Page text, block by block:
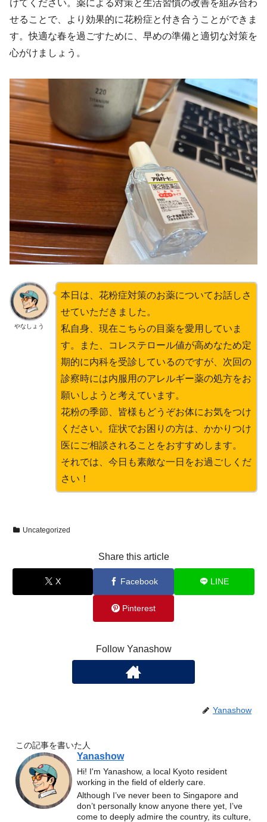
けてください。薬による対策と生活習慣の改善を組み合わ
せることで、より効果的に花粉症と付き合うことができま
す。快適な春を過ごすために、早めの準備と適切な対策を
心がけましょう。
やなしょう
本日は、花粉症対策のお薬についてお話しさ
せていただきました。
私自身、現在こちらの目薬を愛用していま
す。また、コレステロール値が高めなため定
期的に内科を受診しているのですが、次回の
診察時には内服用のアレルギー薬の処方をお
願いしようと考えています。
花粉の季節、皆様もどうぞお体にお気をつけ
ください。症状でお困りの方は、かかりつけ
医にご相談されることをおすすめします。
それでは、今日も素敵な一日をお過ごしくだ
さい！
Uncategorized
Share this article
X Facebook LINE
Pinterest
Follow Yanashow
Yanashow
この記事を書いた人
Yanashow
Hi! I'm Yanashow, a local Kyoto resident
working in the field of elderly care.
Although I’ve never been to Singapore and
don’t personally know anyone there yet, I’ve
come to deeply admire the country, its culture,